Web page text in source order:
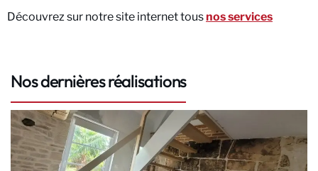
Découvrez sur notre site internet tousnos services
Nos dernières réalisations